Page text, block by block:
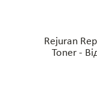
Rejuran
Toner -